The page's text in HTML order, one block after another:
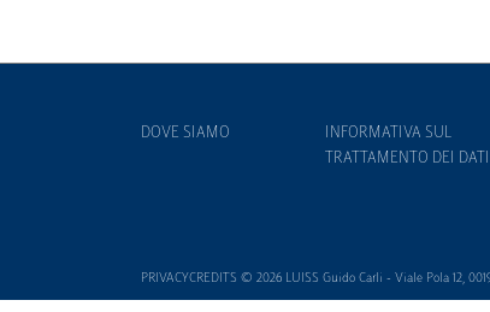
DOVE SIAMO
INFORMATIVA SUL
TRATTAMENTO DEI DATI
PRIVACYCREDITS © 2026 LUISS Guido Carli - Viale Pola 12,